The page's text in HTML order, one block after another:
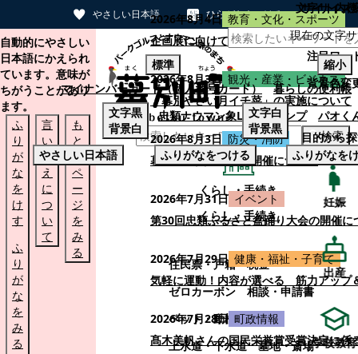
やさしい日本語 ひらがなをつける
本文へスキップする
自動的にやさしい
日本語にかえられ
ています。意味が
ちがうことがあり
ます。
ふ
り
が
な
を
け
す
ふ
り
が
な
を
み
る
言
い
替
え
に
つ
い
て
も
と
の
ペ
ー
ジ
を
み
る
検索
くらし・手続き
くらし・手続き
住民票・戸籍
税金
ゼロカーボン
相談・申請書
ペット・動植物
ごみ
上水道・下水道
墓地・斎場
2026年8月4日 教育・文化・スポーツ
企画展に向けて：安東ウメ子さんとの思
2026年8月3日 観光・産業・ビジネス
「幕別やさい月イチ菜」の実施について
2026年8月3日 防災・消防
幕別町防災フェアの開催について
2026年7月31日 イベント
第30回忠類ふるさと盆踊り大会の開催に
2026年7月29日 健康・福祉・子育て
気軽に運動！内容が選べる 筋力アップ
2026年7月28日 町政情報
髙木美帆さんの国民栄誉賞受賞決定に係
サイト内
注目ワー
マイナンバーカード（個人番号カード）
暮らしの便利帳
忠類ナウマン象LINEスタンプ
パオく
目的から
妊娠
出産
学校教育
文字サイズ
現在の文字
標準
縮小
背景色変
文字黒
背景白
文字白
背景黒
やさしい日本語
ふりがなをつける ふりがなを